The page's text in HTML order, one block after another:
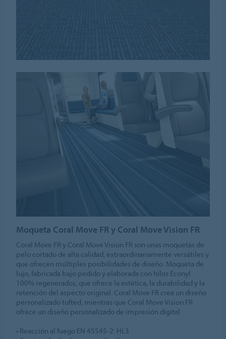
Moqueta Coral Move FR y Coral Move Vision FR
Coral Move FR y Coral Move Vision FR son unas moquetas de
pelo cortado de alta calidad, extraordinariamente versátiles y
que ofrecen múltiples posibilidades de diseño. Moqueta de
lujo, fabricada bajo pedido y elaborada con hilos Econyl
100% regenerados, que ofrece la estética, la durabilidad y la
retención del aspecto original. Coral Move FR crea un diseño
personalizado tufted, mientras que Coral Move Vision FR
ofrece un diseño personalizado de impresión digital
• Reacción al fuego EN 45545-2: HL3